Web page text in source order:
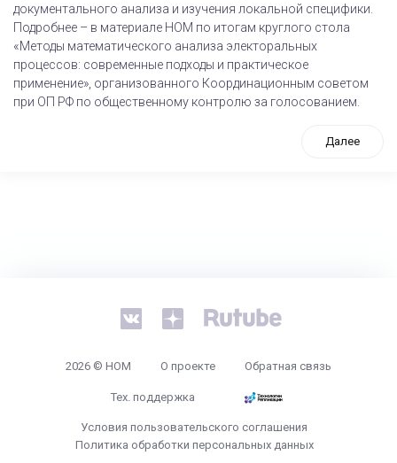
документального анализа и изучения локальной специфики.
Подробнее – в материале НОМ по итогам круглого стола
«Методы математического анализа электоральных
процессов: современные подходы и практическое
применение», организованного Координационным советом
при ОП РФ по общественному контролю за голосованием.
Далее
2026 © НОМ О проекте Обратная связь
Тех. поддержка
Условия пользовательского соглашения
Политика обработки персональных данных